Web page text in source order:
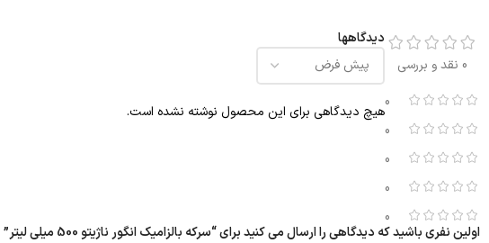
0 نقد و بررسی
0
0
0
0
0
دیدگاهها
هیچ دیدگاهی برای این محصول نوشته نشده است.
اولین نفری باشید که دیدگاهی را ارسال می کنید برای “سرکه بالزامیک انگور ناژیتو 500 میلی لیتر”